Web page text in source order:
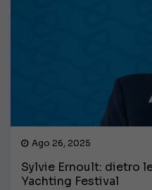
Ago 26, 2025
Sylvie Ernoult: dietro
Yachting Festival